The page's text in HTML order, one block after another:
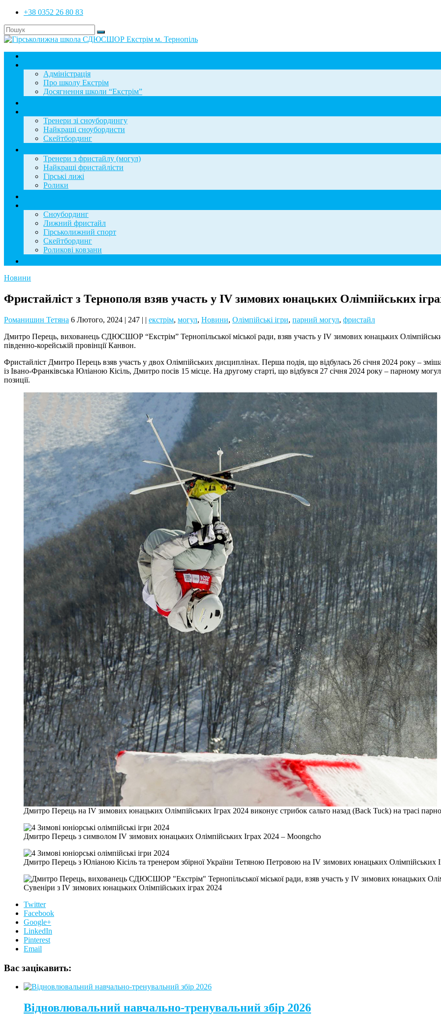
+38 0352 26 80 83
Адміністрація
Про школу Екстрім
Досягнення школи “Екстрім”
Тренери зі сноубордингу
Найкращі сноубордисти
Скейтбординг
Тренери з фристайлу (могул)
Найкращі фристайлісти
Гірські лижі
Ролики
Сноубординг
Лижний фристайл
Гірськолижний спорт
Скейтбординг
Роликові ковзани
Новини
Фристайліст з Тернополя взяв участь у IV зимових юнацьких Олімпійських
Романишин Тетяна 6 Лютого, 2024 | 247 | | екстрім, могул, Новини, Олімпійські ігри, парний могул, фристайл
Дмитро Перець, вихованець СДЮСШОР “Екстрім” Тернопільської міської ради, взяв участь у IV зимових юнацьких
південно-корейській провінції Канвон.
Фристайліст Дмитро Перець взяв участь у двох Олімпійських дисциплінах. Перша подія, що відбулась 26 січня 2024 року –
із Івано-Франківська Юліаною Кісіль, Дмитро посів 15 місце. На другому старті, що відбувся 27 січня 2024 року – парному
позиції.
Дмитро Перець на IV зимових юнацьких Олімпійських Іграх 2024 виконує стрибок сальто назад (Back Tuck) на трасі
Дмитро Перець з символом IV зимових юнацьких Олімпійських Іграх 2024 – Moongcho
Дмитро Перець з Юліаною Кісіль та тренером збірної України Тетяною Петровою на IV зимових юнацьких Олімпійських
Сувеніри з IV зимових юнацьких Олімпійських іграх 2024
Twitter
Facebook
Google+
LinkedIn
Pinterest
Email
Вас зацікавить:
Відновлювальний навчально-тренувальний збір 2026